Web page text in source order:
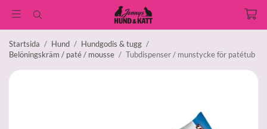
Startsida / Hund / Hundgodis & tugg /
Belöningskräm / paté / mousse / Tubdispenser / munstycke för patétub